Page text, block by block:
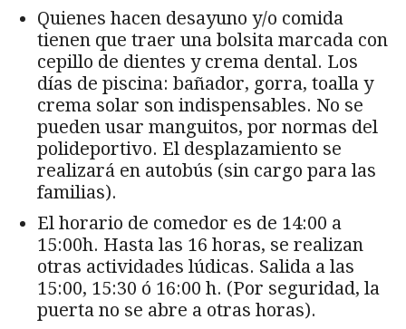
Quienes hacen desayuno y/o comida
tienen que traer una bolsita marcada con
cepillo de dientes y crema dental. Los
días de piscina: bañador, gorra, toalla y
crema solar son indispensables. No se
pueden usar manguitos, por normas del
polideportivo. El desplazamiento se
realizará en autobús (sin cargo para las
familias).
El horario de comedor es de 14:00 a
15:00h. Hasta las 16 horas, se realizan
otras actividades lúdicas. Salida a las
15:00, 15:30 ó 16:00 h. (Por seguridad, la
puerta no se abre a otras horas).